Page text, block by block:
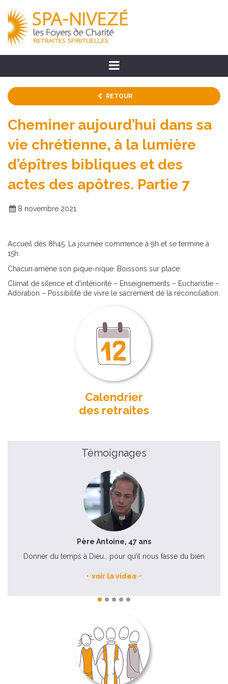
RETOUR
Cheminer aujourd’hui dans sa
vie chrétienne, à la lumière
d’épîtres bibliques et des
actes des apôtres. Partie 7
8 novembre 2021
Accueil dès 8h45. La journée commence à 9h et se termine à
15h.
Chacun amène son pique-nique. Boissons sur place.
Climat de silence et d’intériorité – Enseignements – Eucharistie –
Adoration – Possibilité de vivre le sacrement de la réconciliation.
Calendrier
des retraites
Témoignages
Père Antoine, 47 ans
Donner du temps à Dieu… pour qu’il nous fasse du bien
voir la video